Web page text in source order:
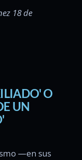
18 de
O
UN
—en sus